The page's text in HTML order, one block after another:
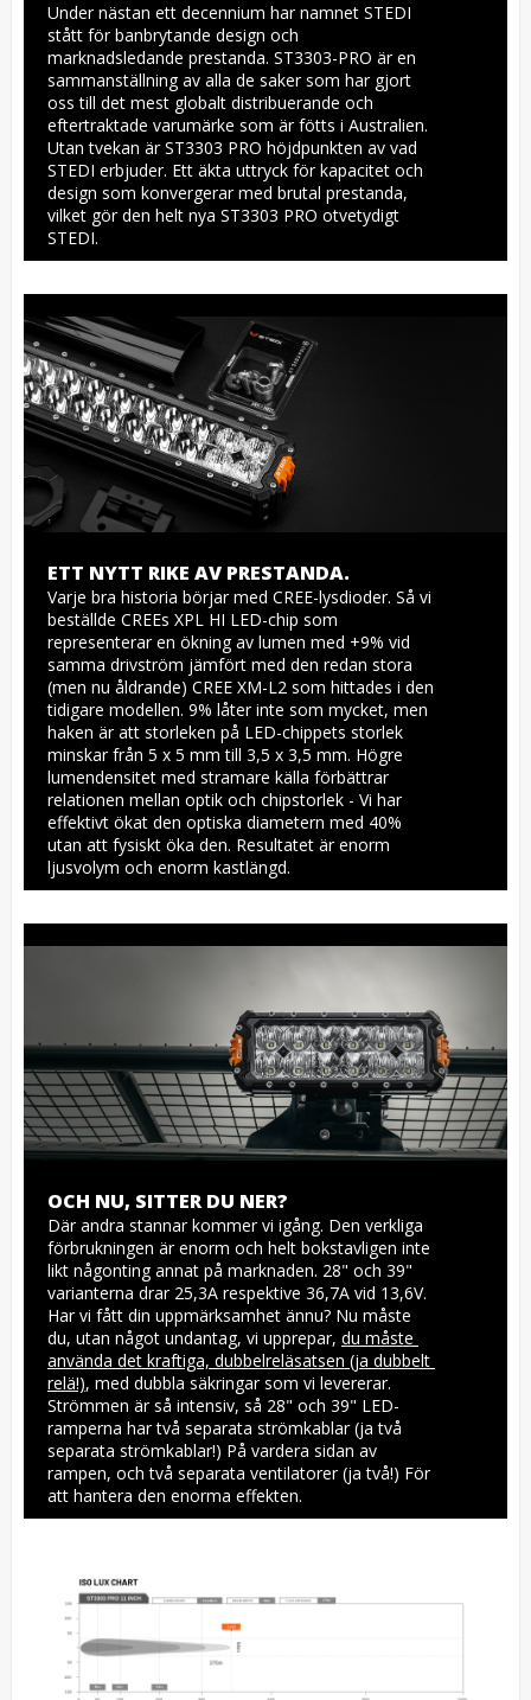
Under nästan ett decennium har namnet STEDI
stått för banbrytande design och
marknadsledande prestanda. ST3303-PRO är en
sammanställning av alla de saker som har gjort
oss till det mest globalt distribuerande och
eftertraktade varumärke som är fötts i Australien.
Utan tvekan är ST3303 PRO höjdpunkten av vad
STEDI erbjuder. Ett äkta uttryck för kapacitet och
design som konvergerar med brutal prestanda,
vilket gör den helt nya ST3303 PRO otvetydigt
STEDI.
ETT NYTT RIKE AV PRESTANDA.
Varje bra historia börjar med CREE-lysdioder. Så vi
beställde CREEs XPL HI LED-chip som
representerar en ökning av lumen med +9% vid
samma drivström jämfört med den redan stora
(men nu åldrande) CREE XM-L2 som hittades i den
tidigare modellen. 9% låter inte som mycket, men
haken är att storleken på LED-chippets storlek
minskar från 5 x 5 mm till 3,5 x 3,5 mm. Högre
lumendensitet med stramare källa förbättrar
relationen mellan optik och chipstorlek - Vi har
effektivt ökat den optiska diametern med 40%
utan att fysiskt öka den. Resultatet är enorm
ljusvolym och enorm kastlängd.
OCH NU, SITTER DU NER?
Där andra stannar kommer vi igång. Den verkliga
förbrukningen är enorm och helt bokstavligen inte
likt någonting annat på marknaden. 28" och 39"
varianterna drar 25,3A respektive 36,7A vid 13,6V.
Har vi fått din uppmärksamhet ännu? Nu måste
du, utan något undantag, vi upprepar, du måste
använda det kraftiga, dubbelreläsatsen (ja dubbelt
relä!), med dubbla säkringar som vi levererar.
Strömmen är så intensiv, så 28" och 39" LED-
ramperna har två separata strömkablar (ja två
separata strömkablar!) På vardera sidan av
rampen, och två separata ventilatorer (ja två!) För
att hantera den enorma effekten.